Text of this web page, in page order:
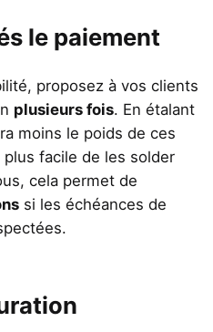
le paiement
proposez à vos clients
plusieurs fois. En étalant
moins le poids de ces
facile de les solder
cela permet de
si les échéances de